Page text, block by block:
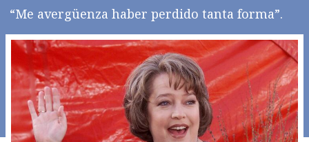
“Me avergüenza haber perdido tanta forma”.